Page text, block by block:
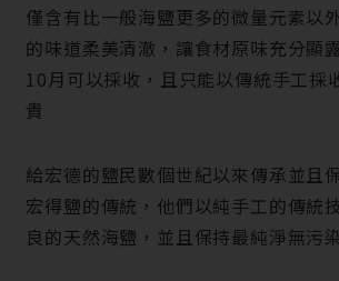
僅含有比一般海鹽更多的微量元素以
的味道柔美清澈，讓食材原味充分顯
10月可以採收，且只能以傳統手工採
貴
給宏德的鹽民數個世紀以來傳承並且
宏得鹽的傳統，他們以純手工的傳統
良的天然海鹽，並且保持最純淨無污